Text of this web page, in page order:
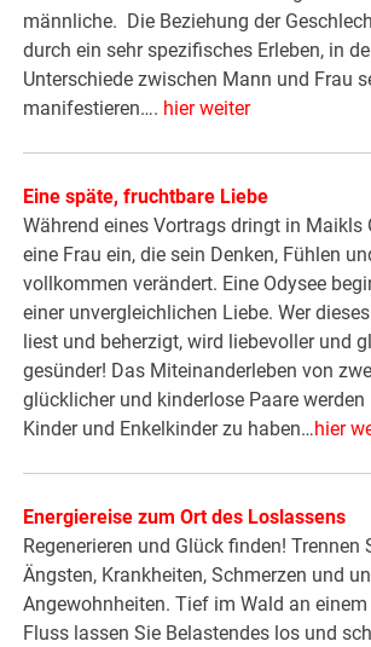
männliche. Die Beziehung der
durch ein sehr spezifisches Erleben, in
Unterschiede zwischen Mann und Frau
manifestieren…. hier weiter
Eine späte, fruchtbare Liebe
Während eines Vortrags dringt in Maikls
eine Frau ein, die sein Denken, Fühlen
vollkommen verändert. Eine Odysee
einer unvergleichlichen Liebe. Wer
liest und beherzigt, wird liebevoller und
gesünder! Das Miteinanderleben von
glücklicher und kinderlose Paare
Kinder und Enkelkinder zu haben…hier
Energiereise zum Ort des Loslassens
Regenerieren und Glück finden! Trennen
Ängsten, Krankheiten, Schmerzen und
Angewohnheiten. Tief im Wald an
Fluss lassen Sie Belastendes los und